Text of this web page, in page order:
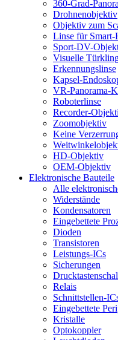
360-Grad-
Drohnenobjektiv
Objektiv zum
Linse für Smart-
Sport-DV-
Visuelle
Erkennungslinse
Kapsel-
VR-Panorama-
Roboterlinse
Recorder-
Zoomobjektiv
Keine
HD-Objektiv
OEM-Objektiv
Elektronische Bauteile
Alle
Widerstände
Kondensatoren
Eingebettete
Dioden
Transistoren
Leistungs-ICs
Sicherungen
Relais
Schnittstellen-
Eingebettete
Kristalle
Optokoppler